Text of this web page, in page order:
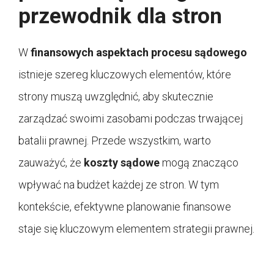
przewodnik dla stron
Wfinansowych aspektach procesu sądowego
istnieje szereg kluczowych elementów, które
strony muszą uwzględnić, aby skutecznie
zarządzać swoimi zasobami podczas trwającej
batalii prawnej. Przede wszystkim, warto
zauważyć, że koszty sądowemogą znacząco
wpływać na budżet każdej ze stron. W tym
kontekście, efektywne planowanie finansowe
staje się kluczowym elementem strategii prawnej.